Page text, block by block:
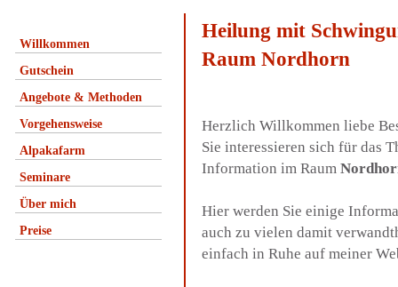
Willkommen
Gutschein
Angebote & Methoden
Vorgehensweise
Alpakafarm
Seminare
Über mich
Preise
Heilung mit
Raum Nordhorn
Herzlich Willkommen liebe
Sie interessieren sich für das
Information im Raum
Hier werden Sie einige
auch zu vielen damit
einfach in Ruhe auf meiner